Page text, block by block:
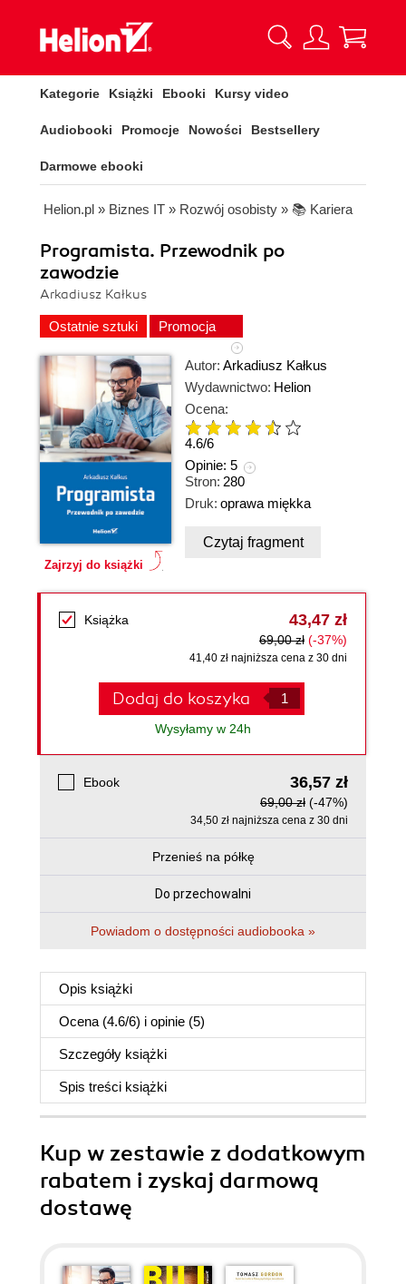
Kategorie Książki Ebooki Kursy video
Audiobooki Promocje Nowości Bestsellery
Darmowe ebooki
Helion.pl » Biznes IT » Rozwój osobisty » 📚 Kariera
Programista. Przewodnik po
zawodzie
Arkadiusz Kałkus
Ostatnie sztuki Promocja
Zajrzyj do książki
Autor: Arkadiusz Kałkus
Wydawnictwo: Helion
Ocena:
4.6/6
Opinie: 5
Stron: 280
Druk: oprawa miękka
Czytaj fragment
Książka 43,47 zł
69,00 zł (-37%)
41,40 zł najniższa cena z 30 dni
Dodaj do koszyka
Wysyłamy w 24h
Ebook 36,57 zł
69,00 zł (-47%)
34,50 zł najniższa cena z 30 dni
Przenieś na półkę
Do przechowalni
Powiadom o dostępności audiobooka »
Opis książki
Ocena (4.6/6) i opinie (5)
Szczegóły książki
Spis treści książki
Kup w zestawie z dodatkowym
rabatem i zyskaj darmową
dostawę